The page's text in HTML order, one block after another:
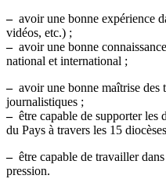
–avoir une bonne expérience
vidéos, etc.) ;
–avoir une bonne
national et international ;
–avoir une bonne maîtrise des
journalistiques ;
–être capable de supporter les
du Pays à travers les 15
–être capable de travailler
pression.